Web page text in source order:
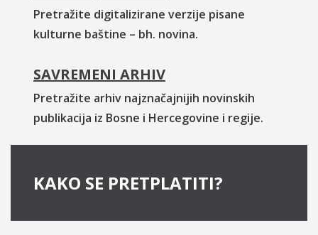
Pretražite digitalizirane verzije pisane
kulturne baštine – bh. novina.
SAVREMENI ARHIV
Pretražite arhiv najznačajnijih novinskih
publikacija iz Bosne i Hercegovine i regije.
KAKO SE PRETPLATITI?